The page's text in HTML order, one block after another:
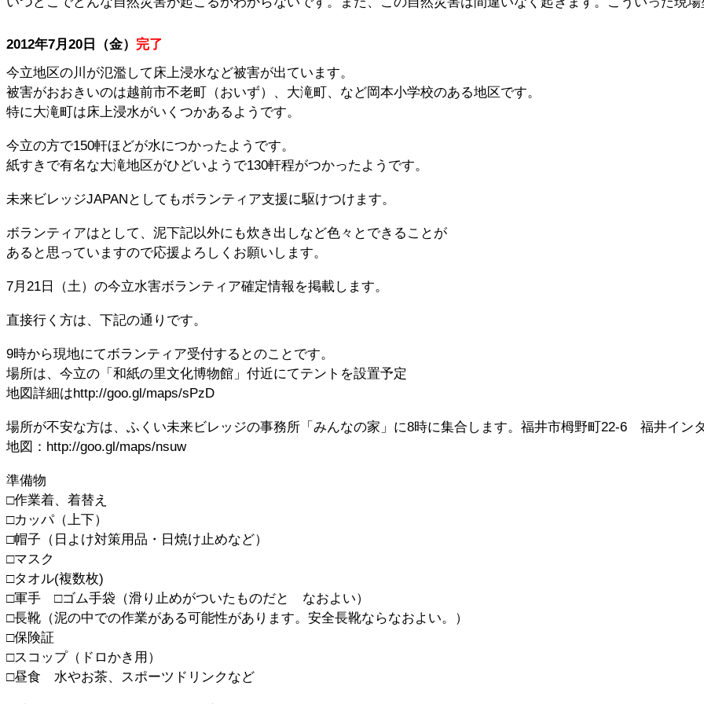
2012年7月20日（金） 完了
今立地区の川が氾濫して床上浸水など被害が出ています。
被害がおおきいのは越前市不老町（おいず）、大滝町、など岡本小学校のある地区です。
特に大滝町は床上浸水がいくつかあるようです。
今立の方で150軒ほどが水につかったようです。
紙すきで有名な大滝地区がひどいようで130軒程がつかったようです。
未来ビレッジJAPANとしてもボランティア支援に駆けつけます。
ボランティアはとして、泥下記以外にも炊き出しなど色々とできることが
あると思っていますので応援よろしくお願いします。
7月21日（土）の今立水害ボランティア確定情報を掲載します。
直接行く方は、下記の通りです。
9時から現地にてボランティア受付するとのことです。
場所は、今立の「和紙の里文化博物館」付近にてテントを設置予定
地図詳細はhttp://goo.gl/maps/sPzD
場所が不安な方は、ふくい未来ビレッジの事務所「みんなの家」に8時に集合します。福井市栂野町22-6 福井イン
地図：http://goo.gl/maps/nsuw
準備物
□作業着、着替え
□カッパ（上下）
□帽子（日よけ対策用品・日焼け止めなど）
□マスク
□タオル(複数枚)
□軍手 □ゴム手袋（滑り止めがついたものだと なおよい）
□長靴（泥の中での作業がある可能性があります。安全長靴ならなおよい。）
□保険証
□スコップ（ドロかき用）
□昼食 水やお茶、スポーツドリンクなど